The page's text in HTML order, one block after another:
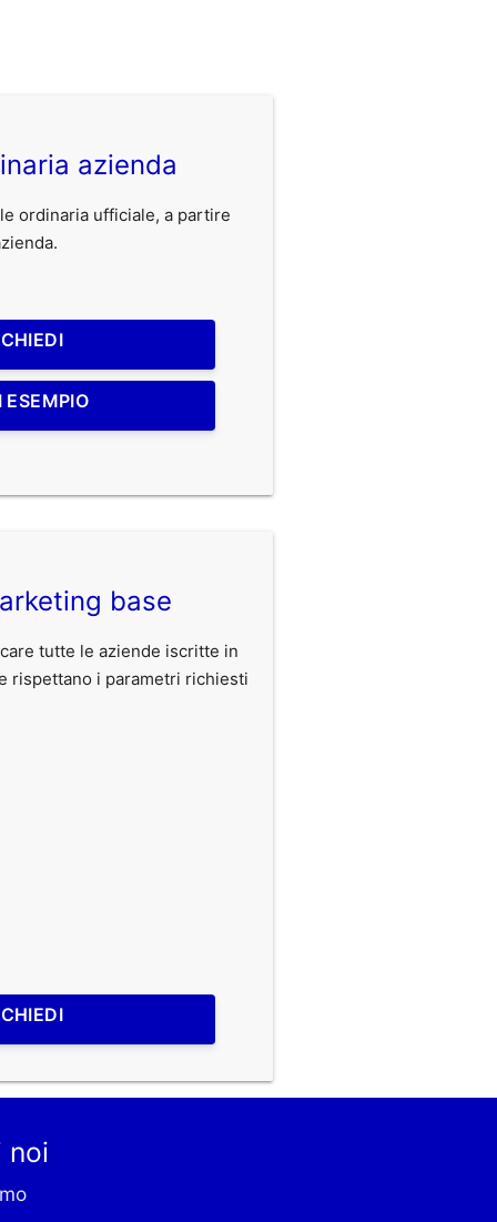
azienda
ordinaria ufficiale, a partire
ESEMPIO
base
tutte le aziende iscritte in
rispettano i parametri richiesti
noi